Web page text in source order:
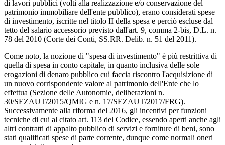
di lavori pubblici (volti alla realizzazione e/o conservazione del
patrimonio immobiliare dell'ente pubblico), erano considerati spese
di investimento, iscritte nel titolo II della spesa e perciò escluse dal
tetto del salario accessorio previsto dall'art. 9, comma 2-bis, D.L. n.
78 del 2010 (Corte dei Conti, SS.RR. Delib. n. 51 del 2011).
Come noto, la nozione di "spesa di investimento" è più restrittiva di
quella di spesa in conto capitale, in quanto inclusiva delle sole
erogazioni di denaro pubblico cui faccia riscontro l'acquisizione di
un nuovo corrispondente valore al patrimonio dell'Ente che lo
effettua (Sezione delle Autonomie, deliberazioni n.
30/SEZAUT/2015/QMIG e n. 17/SEZAUT/2017/FRG).
Successivamente alla riforma del 2016, gli incentivi per funzioni
tecniche di cui al citato art. 113 del Codice, essendo aperti anche agli
altri contratti di appalto pubblico di servizi e forniture di beni, sono
stati qualificati spese di parte corrente, dunque come normali oneri